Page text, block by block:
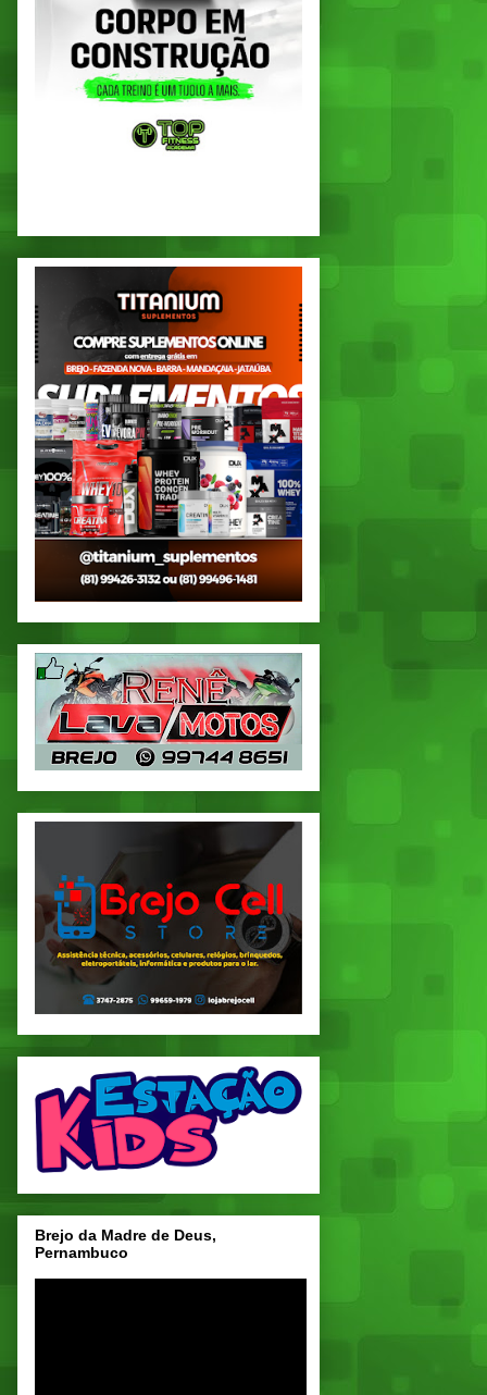
Brejo da Madre de Deus,
Pernambuco